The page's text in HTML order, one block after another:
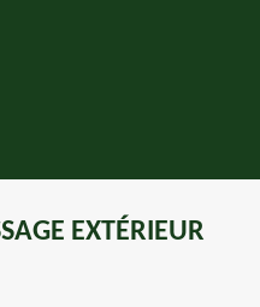
EXTÉRIEUR